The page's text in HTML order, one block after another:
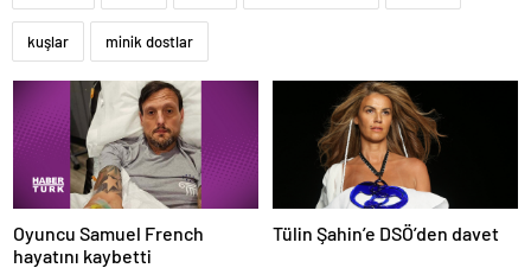
kuşlar minik dostlar
Oyuncu Samuel French
hayatını kaybetti
Tülin Şahin’e DSÖ’den davet